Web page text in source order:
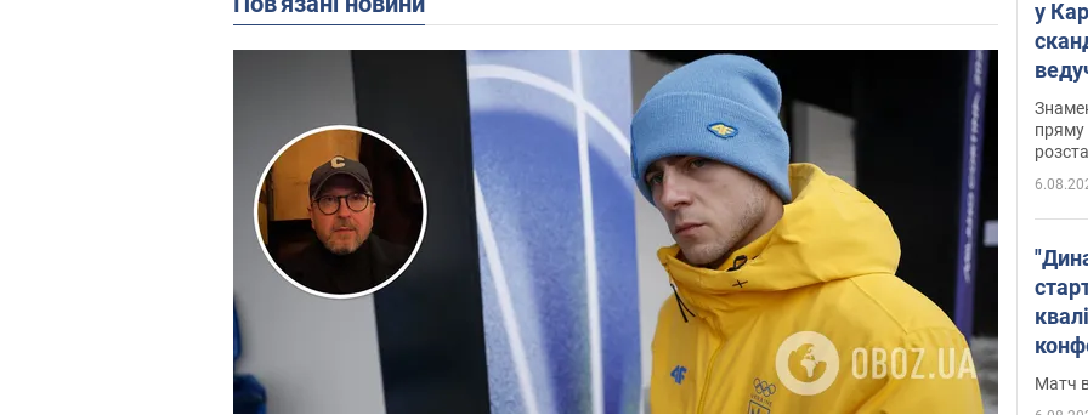
Дійшло навіть до того, що він виносив
речі з дому та здавав їх у ломбард.
Шарій стверджує, що нібито здобув
вищу освіту в інституті розвідки при
Київському танковому інженерно-
технічному училищі.
З 2005 року почав працювати у ЗМІ.
Спершу в якості психолога в жіночих
журналах, а згодом, як журналіст-
розслідувач.
2012 року, після скандалу зі
у
пряму
Матч